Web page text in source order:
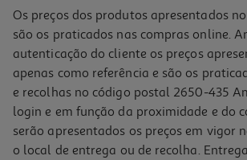
Os preços dos produtos apresentados
são os praticados nas compras online.
autenticação do cliente os preços
apenas como referência e são os
e recolhas no código postal 2650-435
login e em função da proximidade e do
serão apresentados os preços em vigor
o local de entrega ou de recolha.